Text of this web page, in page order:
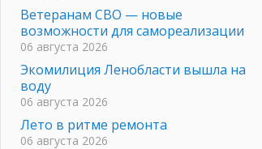
Ветеранам СВО — новые
возможности для самореализации
06 августа 2026
Экомилиция Ленобласти вышла на
воду
06 августа 2026
Лето в ритме ремонта
06 августа 2026